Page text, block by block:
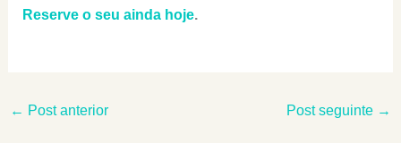
Reserve o seu ainda hoje.
← Post anterior Post seguinte →